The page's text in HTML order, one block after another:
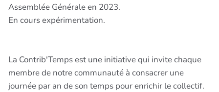
Assemblée Générale en 2023.
En cours expérimentation.
La Contrib'Temps est une initiative qui invite chaque
membre de notre communauté à consacrer une
journée par an de son temps pour enrichir le collectif.